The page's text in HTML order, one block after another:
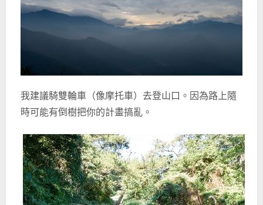
我建議騎雙輪車（像摩托車）去登山口。因為路上隨
時可能有倒樹把你的計畫搞亂。